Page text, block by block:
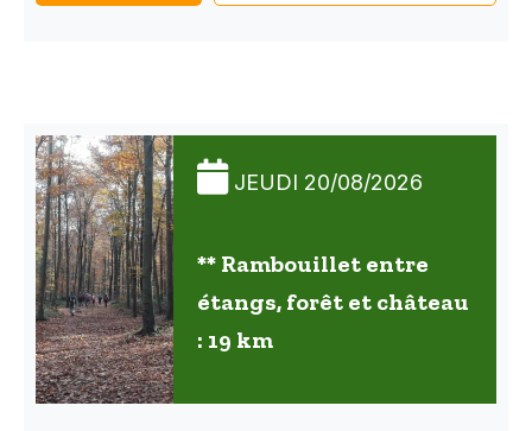
JEUDI 20/08/2026
** Rambouillet entre
étangs, forêt et château
: 19 km